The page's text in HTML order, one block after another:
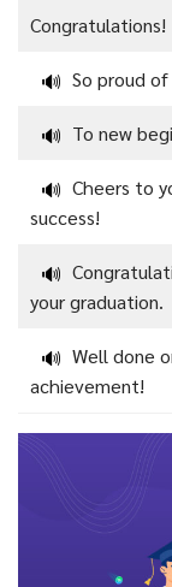
Congratulations!
🔊 So proud of
🔊 To new
🔊 Cheers to
success!
🔊
your graduation.
🔊 Well done
achievement!